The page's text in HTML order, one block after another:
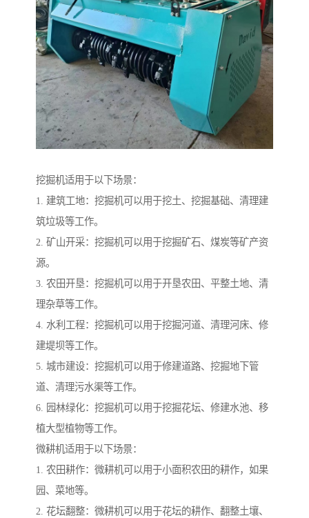
挖掘机适用于以下场景：
1. 建筑工地：挖掘机可以用于挖土、挖掘基础、清理建
筑垃圾等工作。
2. 矿山开采：挖掘机可以用于挖掘矿石、煤炭等矿产资
源。
3. 农田开垦：挖掘机可以用于开垦农田、平整土地、清
理杂草等工作。
4. 水利工程：挖掘机可以用于挖掘河道、清理河床、修
建堤坝等工作。
5. 城市建设：挖掘机可以用于修建道路、挖掘地下管
道、清理污水渠等工作。
6. 园林绿化：挖掘机可以用于挖掘花坛、修建水池、移
植大型植物等工作。
微耕机适用于以下场景：
1. 农田耕作：微耕机可以用于小面积农田的耕作，如果
园、菜地等。
2. 花坛翻整：微耕机可以用于花坛的耕作、翻整土壤、